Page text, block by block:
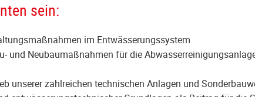
sein:
im Entwässerungssystem
und Neubaumaßnahmen für die
unserer zahlreichen technischen Anlagen und